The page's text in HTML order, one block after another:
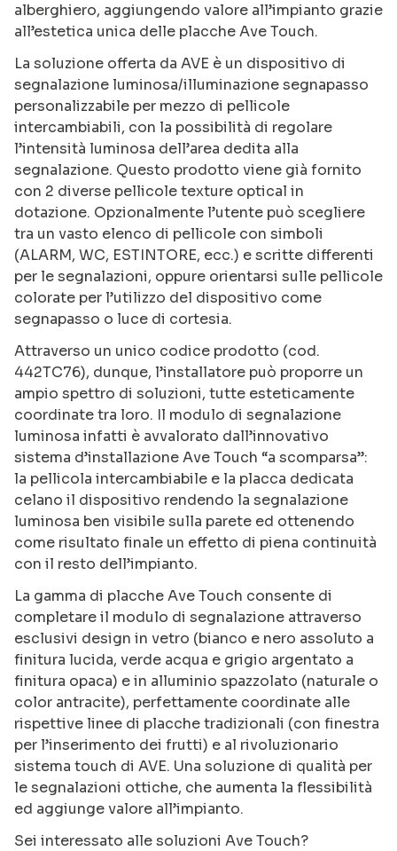
alberghiero, aggiungendo valore all’impianto grazie
all’estetica unica delle placche Ave Touch.
La soluzione offerta da AVE è un dispositivo di
segnalazione luminosa/illuminazione segnapasso
personalizzabile per mezzo di pellicole
intercambiabili, con la possibilità di regolare
l’intensità luminosa dell’area dedita alla
segnalazione. Questo prodotto viene già fornito
con 2 diverse pellicole texture optical in
dotazione. Opzionalmente l’utente può scegliere
tra un vasto elenco di pellicole con simboli
(ALARM, WC, ESTINTORE, ecc.) e scritte differenti
per le segnalazioni, oppure orientarsi sulle pellicole
colorate per l’utilizzo del dispositivo come
segnapasso o luce di cortesia.
Attraverso un unico codice prodotto (cod.
442TC76), dunque, l’installatore può proporre un
ampio spettro di soluzioni, tutte esteticamente
coordinate tra loro. Il modulo di segnalazione
luminosa infatti è avvalorato dall’innovativo
sistema d’installazione Ave Touch “a scomparsa”:
la pellicola intercambiabile e la placca dedicata
celano il dispositivo rendendo la segnalazione
luminosa ben visibile sulla parete ed ottenendo
come risultato finale un effetto di piena continuità
con il resto dell’impianto.
La gamma di placche Ave Touch consente di
completare il modulo di segnalazione attraverso
esclusivi design in vetro (bianco e nero assoluto a
finitura lucida, verde acqua e grigio argentato a
finitura opaca) e in alluminio spazzolato (naturale o
color antracite), perfettamente coordinate alle
rispettive linee di placche tradizionali (con finestra
per l’inserimento dei frutti) e al rivoluzionario
sistema touch di AVE. Una soluzione di qualità per
le segnalazioni ottiche, che aumenta la flessibilità
ed aggiunge valore all’impianto.
Sei interessato alle soluzioni Ave Touch?